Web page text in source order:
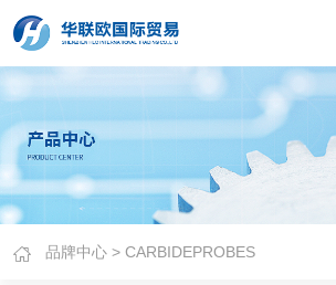
品牌中心 > CARBIDEPROBES